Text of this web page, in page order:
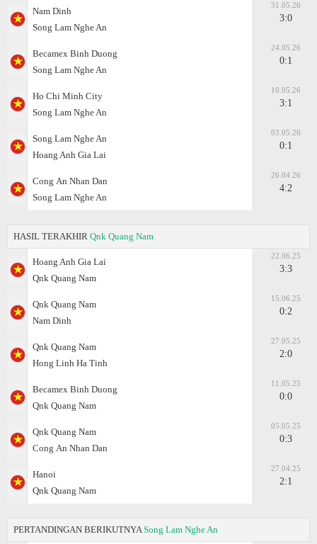
Nam Dinh
Song Lam Nghe An
31.05.26
3:0
Becamex Binh Duong
Song Lam Nghe An
24.05.26
0:1
Ho Chi Minh City
Song Lam Nghe An
10.05.26
3:1
Song Lam Nghe An
Hoang Anh Gia Lai
03.05.26
0:1
Cong Аn Nhan Dan
Song Lam Nghe An
26.04.26
4:2
HASIL TERAKHIR Qnk Quang Nam
Hoang Anh Gia Lai
Qnk Quang Nam
22.06.25
3:3
Qnk Quang Nam
Nam Dinh
15.06.25
0:2
Qnk Quang Nam
Hong Linh Ha Tinh
27.05.25
2:0
Becamex Binh Duong
Qnk Quang Nam
11.05.25
0:0
Qnk Quang Nam
Cong Аn Nhan Dan
05.05.25
0:3
Hanoi
Qnk Quang Nam
27.04.25
2:1
PERTANDINGAN BERIKUTNYA Song Lam Nghe An